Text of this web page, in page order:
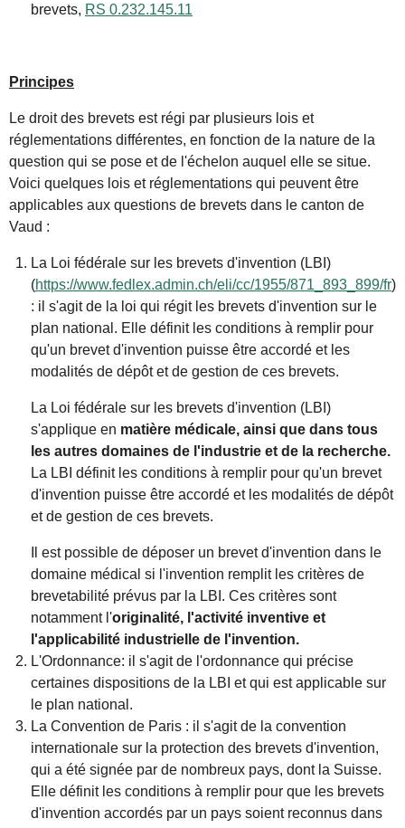
brevets, RS 0.232.145.11
Principes
Le droit des brevets est régi par plusieurs lois et
réglementations différentes, en fonction de la nature de la
question qui se pose et de l'échelon auquel elle se situe.
Voici quelques lois et réglementations qui peuvent être
applicables aux questions de brevets dans le canton de
Vaud :
La Loi fédérale sur les brevets d'invention (LBI)
(https://www.fedlex.admin.ch/eli/cc/1955/871_893_899/fr)
: il s'agit de la loi qui régit les brevets d'invention sur le
plan national. Elle définit les conditions à remplir pour
qu'un brevet d'invention puisse être accordé et les
modalités de dépôt et de gestion de ces brevets.
La Loi fédérale sur les brevets d'invention (LBI)
s'applique en matière médicale, ainsi que dans tous
les autres domaines de l'industrie et de la recherche.
La LBI définit les conditions à remplir pour qu'un brevet
d'invention puisse être accordé et les modalités de dépôt
et de gestion de ces brevets.
Il est possible de déposer un brevet d'invention dans le
domaine médical si l'invention remplit les critères de
brevetabilité prévus par la LBI. Ces critères sont
notamment l'originalité, l'activité inventive et
l'applicabilité industrielle de l'invention.
L'Ordonnance: il s'agit de l'ordonnance qui précise
certaines dispositions de la LBI et qui est applicable sur
le plan national.
La Convention de Paris : il s'agit de la convention
internationale sur la protection des brevets d'invention,
qui a été signée par de nombreux pays, dont la Suisse.
Elle définit les conditions à remplir pour que les brevets
d'invention accordés par un pays soient reconnus dans